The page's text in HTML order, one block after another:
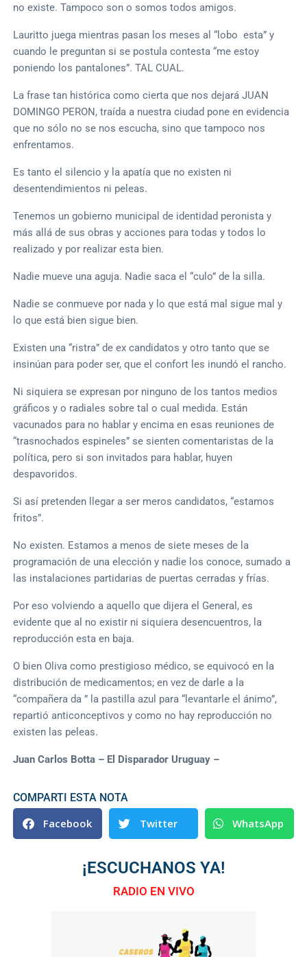
no existe. Tampoco son o somos todos amigos.
Lauritto juega mientras pasan los meses al “lobo esta” y
cuando le preguntan si se postula contesta “me estoy
poniendo los pantalones”. TAL CUAL.
La frase tan histórica como cierta que nos dejará JUAN
DOMINGO PERON, traída a nuestra ciudad pone en evidencia
que no sólo no se nos escucha, sino que tampoco nos
enfrentamos.
Es tanto el silencio y la apatía que no existen ni
desentendimientos ni peleas.
Tenemos un gobierno municipal de identidad peronista y
más allá de sus obras y acciones para todas y todos lo
realizado y por realizar esta bien.
Nadie mueve una aguja. Nadie saca el “culo” de la silla.
Nadie se conmueve por nada y lo que está mal sigue mal y
lo que está bien sigue bien.
Existen una “ristra” de ex candidatos y otro tanto que se
insinúan para poder ser, que el confort les inundó el rancho.
Ni siquiera se expresan por ninguno de los tantos medios
gráficos y o radiales sobre tal o cual medida. Están
vacunados para no hablar y encima en esas reuniones de
“trasnochados espineles” se sienten comentaristas de la
política, pero si son invitados para hablar, huyen
despavoridos.
Si así pretenden llegar a ser meros candidatos, “estamos
fritos”.
No existen. Estamos a menos de siete meses de la
programación de una elección y nadie los conoce, sumado a
las instalaciones partidarias de puertas cerradas y frías.
Por eso volviendo a aquello que dijera el General, es
evidente que al no existir ni siquiera desencuentros, la
reproducción esta en baja.
O bien Oliva como prestigioso médico, se equivocó en la
distribución de medicamentos; en vez de darle a la
“compañera da ” la pastilla azul para “levantarle el ánimo”,
repartió anticonceptivos y como no hay reproducción no
existen las peleas.
Juan Carlos Botta – El Disparador Uruguay –
COMPARTI ESTA NOTA
Facebook Twitter WhatsApp
¡ESCUCHANOS YA!
RADIO EN VIVO